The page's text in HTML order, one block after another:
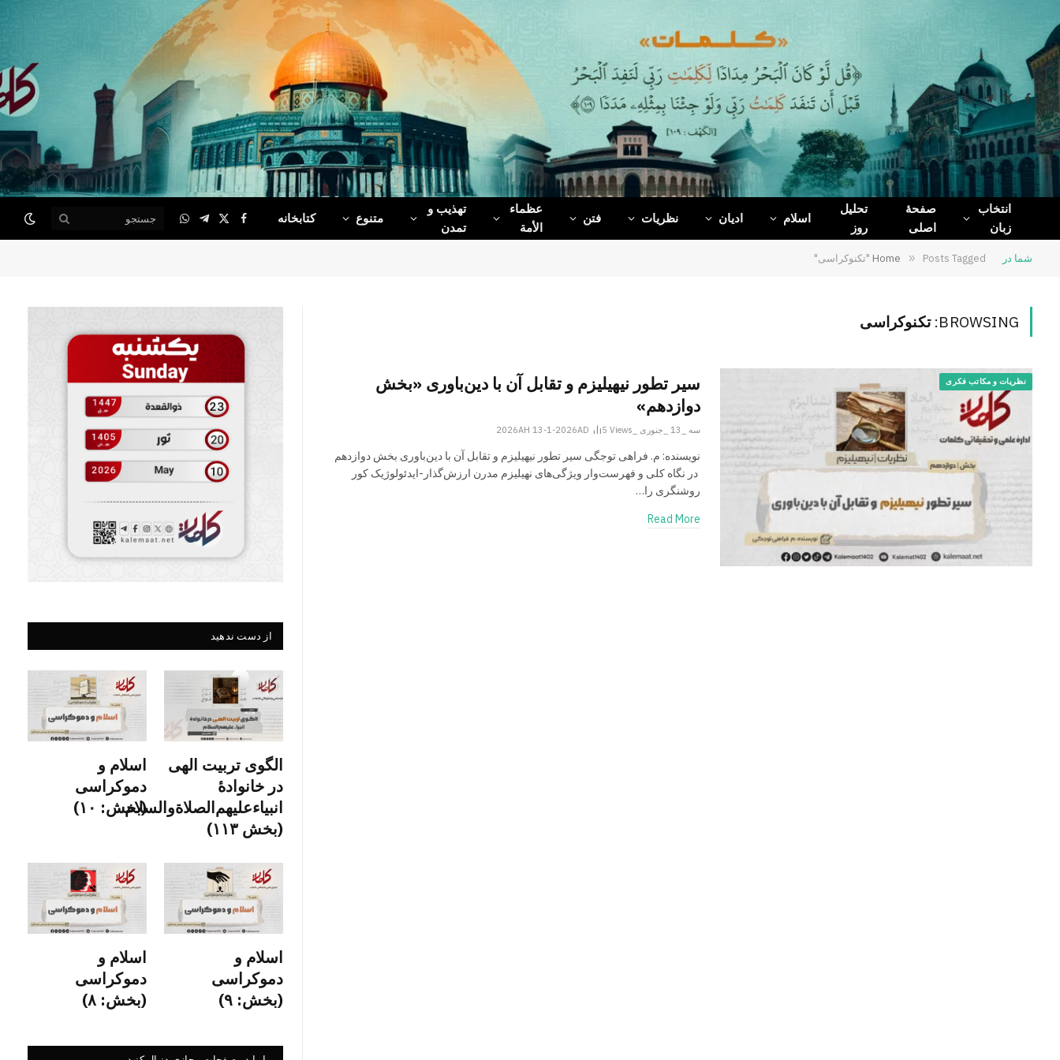
Facebook
X
(Twitter)
Telegram
WhatsApp
انتخاب
زبان
صفحۀ
اصلی
تحلیل
روز
اسلام ادیان نظریات فتن
عظماء‌
الأمة
تهذیب و
تمدن
متنوع کتابخانه Facebook
X
(Twitter)
Telegram
WhatsApp
شما در Home » Posts Tagged "تکنوکراسی"
BROWSING: تکنوکراسی
نظریات و مکاتب فکری
سیر تطور نیهیلیزم و تقابل آن با دین‌باوری «بخش
دوازدهم»
سه _13 _جنوری _2026AH 13-1-2026AD 5Views
نویسنده: م. فراهی توجگی سیر تطور نیهیلیزم و تقابل آن با دین‌باوری بخش دوازدهم
در نگاه کلی و فهرست‌وار ویژگی‌های نهیلیزم مدرن ارزش‌گذار-ایدئولوژیک کور
روشنگری را…
Read More
از دست ندهید
الگوی تربیت الهی
در خانوادۀ
انبیاءعلیهم‌الصلاةو‌السلام
(بخش ۱۱۳)
اسلام و
دموکراسی
(بخش: ۱۰)
اسلام و
دموکراسی
(بخش: ۹)
اسلام و
دموکراسی
(بخش: ۸)